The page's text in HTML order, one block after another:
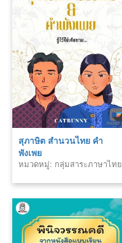
สุภาษิต สำนวนไทย คำ
พังเพย
หมวดหมู่: กลุ่มสาระภาษาไทย